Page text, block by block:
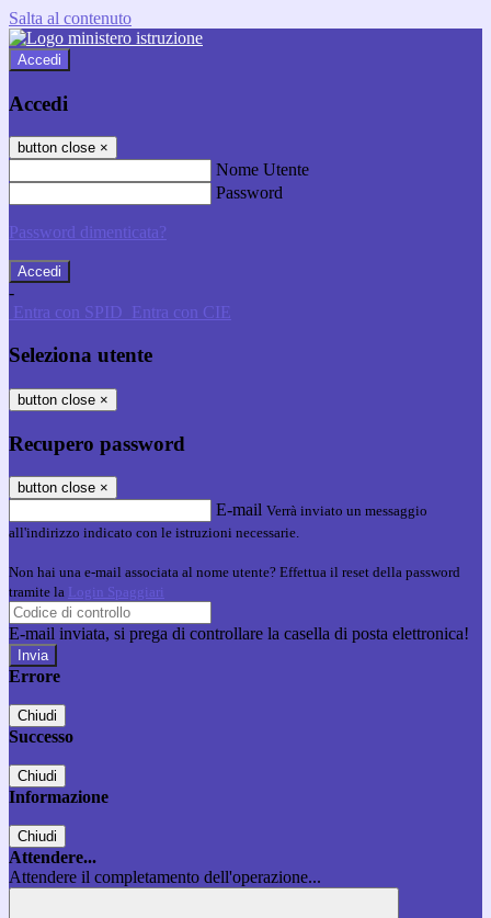
Salta al contenuto
Accedi
Accedi
button close ×
Nome Utente
Password
Password dimenticata?
-
Entra con SPID Entra con CIE
Seleziona utente
button close ×
Recupero password
button close ×
E-mail Verrà inviato un messaggio
all'indirizzo indicato con le istruzioni necessarie.
Non hai una e-mail associata al nome utente? Effettua il reset della password
tramite la Login Spaggiari
E-mail inviata, si prega di controllare la casella di posta elettronica!
Errore
Chiudi
Successo
Chiudi
Informazione
Chiudi
Attendere...
Attendere il completamento dell'operazione...